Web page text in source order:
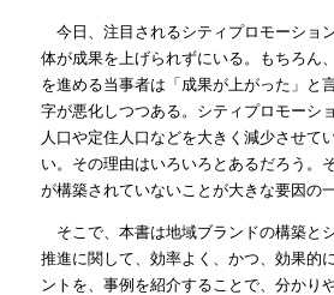
今日、注目されるシティプロモーショ
体が成果を上げられずにいる。もちろん
を進める当事者は「成果が上がった」と
字が悪化しつつある。シティプロモーシ
人口や定住人口などを大きく減少させて
い。その理由はいろいろとあるだろう。
が構築されていないことが大きな要因の
そこで、本書は地域ブランドの構築と
推進に関して、効率よく、かつ、効果的
ントを、事例を紹介することで、分かり